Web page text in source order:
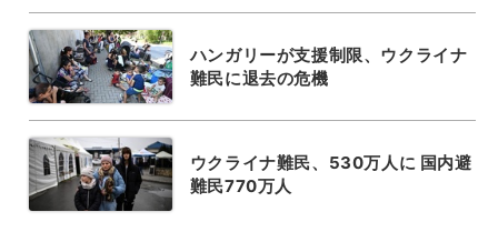
ハンガリーが支援制限、ウクライナ
難民に退去の危機
ウクライナ難民、530万人に 国内避
難民770万人